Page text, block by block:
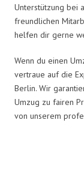
Unterstützung bei
freundlichen
helfen dir gerne
Wenn du einen
vertraue auf die
Berlin. Wir
Umzug zu fairen
von unserem